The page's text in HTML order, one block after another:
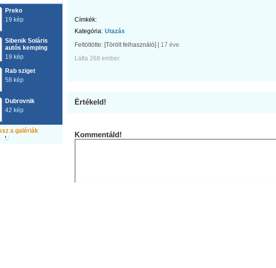
Preko
19 kép
Sibenik Soláris
autós kemping
19 kép
Rab sziget
58 kép
Dubrovnik
42 kép
a galériák
Címkék:
Kategória: Utazás
Feltöltötte: [Törölt felhasználó]
17 éve
Látta 268 ember.
Értékeld!
Kommentáld!